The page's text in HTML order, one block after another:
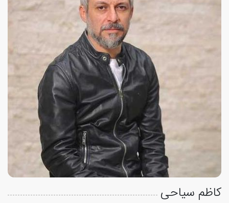
کاظم سیاحی